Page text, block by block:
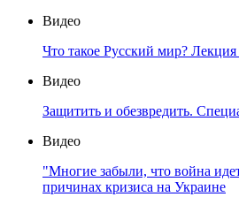
Видео
Что такое Русский мир? Лекция
Видео
Защитить и обезвредить.
Видео
"Многие забыли, что война
причинах кризиса на Украине